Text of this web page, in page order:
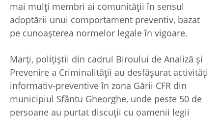
mai mulți membri ai comunității în sensul
adoptării unui comportament preventiv, bazat
pe cunoașterea normelor legale în vigoare.
Marți, polițiștii din cadrul Biroului de Analiză și
Prevenire a Criminalității au desfășurat activități
informativ-preventive în zona Gării CFR din
municipiul Sfântu Gheorghe, unde peste 50 de
persoane au purtat discuții cu oamenii legii